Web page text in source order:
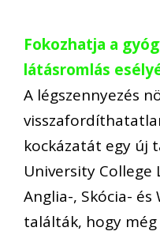
Fokozhatja a
látásromlás
A légszennyezés
kockázatát egy új
University College
Anglia-, Skócia- és
találták, hogy még